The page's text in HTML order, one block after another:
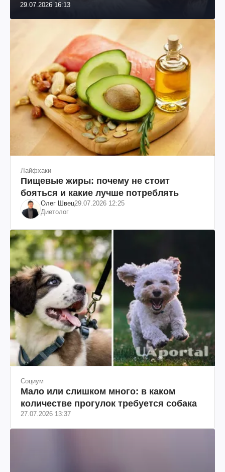
29.07.2026 16:13
Лайфхаки
Пищевые жиры: почему не стоит
бояться и какие лучше потреблять
Олег Швец29.07.2026 12:25
Диетолог
Социум
Мало или слишком много: в каком
количестве прогулок требуется собака
27.07.2026 13:37